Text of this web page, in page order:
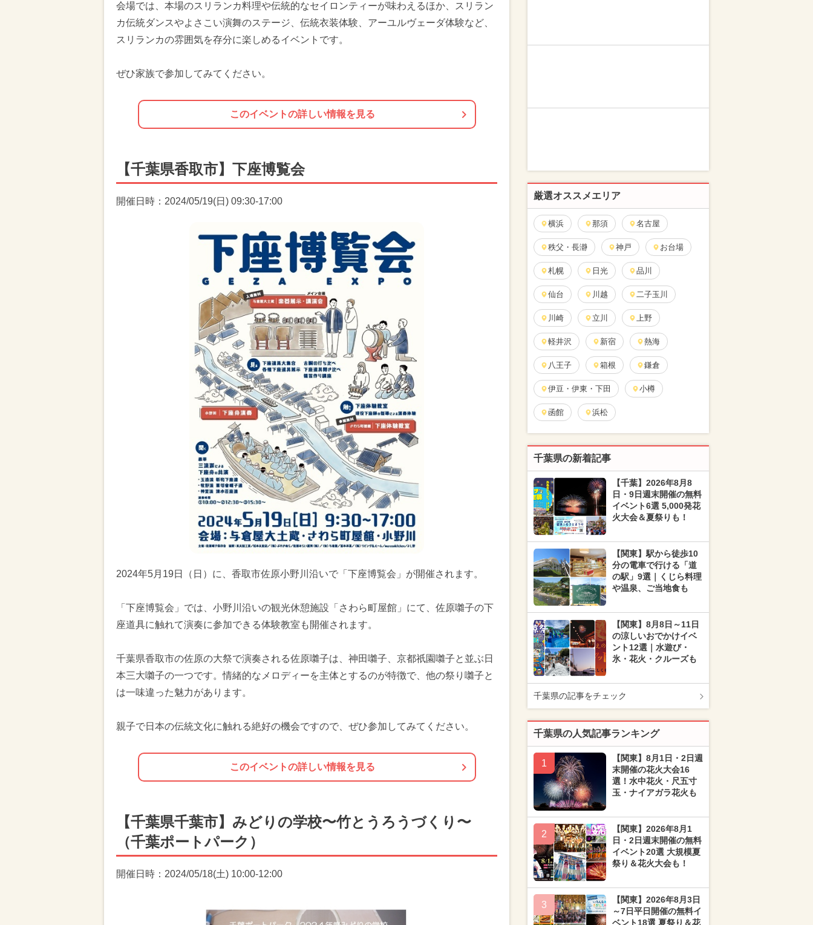
会場では、本場のスリランカ料理や伝統的なセイロンティーが味わえるほか、スリラン
カ伝統ダンスやよさこい演舞のステージ、伝統衣装体験、アーユルヴェーダ体験など、
スリランカの雰囲気を存分に楽しめるイベントです。
ぜひ家族で参加してみてください。
このイベントの詳しい情報を見る
【千葉県香取市】下座博覧会
開催日時：2024/05/19(日) 09:30-17:00
2024年5月19日（日）に、香取市佐原小野川沿いで「下座博覧会」が開催されます。
「下座博覧会」では、小野川沿いの観光休憩施設「さわら町屋館」にて、佐原囃子の下
座道具に触れて演奏に参加できる体験教室も開催されます。
千葉県香取市の佐原の大祭で演奏される佐原囃子は、神田囃子、京都祇園囃子と並ぶ日
本三大囃子の一つです。情緒的なメロディーを主体とするのが特徴で、他の祭り囃子と
は一味違った魅力があります。
親子で日本の伝統文化に触れる絶好の機会ですので、ぜひ参加してみてください。
このイベントの詳しい情報を見る
【千葉県千葉市】みどりの学校〜竹とうろうづくり〜
（千葉ポートパーク）
開催日時：2024/05/18(土) 10:00-12:00
厳選オススメエリア
横浜 那須 名古屋
秩父・長瀞 神戸 お台場
札幌 日光 品川
仙台 川越 二子玉川
川崎 立川 上野
軽井沢 新宿 熱海
八王子 箱根 鎌倉
伊豆・伊東・下田 小樽
函館 浜松
千葉県の新着記事
【千葉】2026年8月8
日・9日週末開催の無料
イベント6選 5,000発花
火大会＆夏祭りも！
【関東】駅から徒歩10
分の電車で行ける「道
の駅」9選｜くじら料理
や温泉、ご当地食も
【関東】8月8日～11日
の涼しいおでかけイベ
ント12選｜水遊び・
氷・花火・クルーズも
千葉県の記事をチェック
千葉県の人気記事ランキング
1
【関東】8月1日・2日週
末開催の花火大会16
選！水中花火・尺五寸
玉・ナイアガラ花火も
2
【関東】2026年8月1
日・2日週末開催の無料
イベント20選 大規模夏
祭り＆花火大会も！
3
【関東】2026年8月3日
～7日平日開催の無料イ
ベント18選 夏祭り＆花